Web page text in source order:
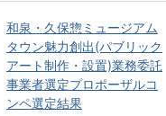
和泉・久保惣ミュージアム
タウン魅力創出(パブリック
アート制作・設置)業務委託
事業者選定プロポーザルコ
ンペ選定結果